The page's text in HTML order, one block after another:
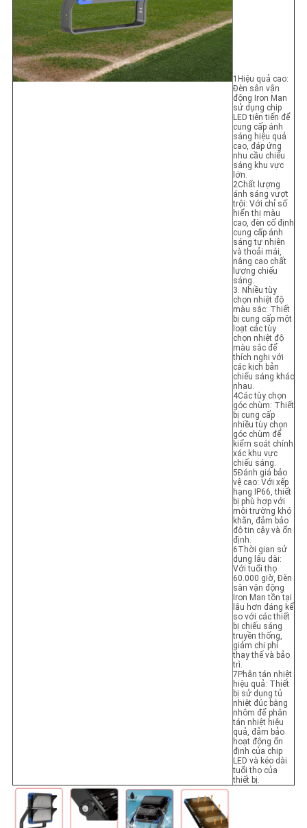
1Hiệu quả cao:
Đèn sân vận
động Iron Man
sử dụng chip
LED tiên tiến để
cung cấp ánh
sáng hiệu quả
cao, đáp ứng
nhu cầu chiếu
sáng khu vực
lớn.
2Chất lượng
ánh sáng vượt
trội: Với chỉ số
hiển thị màu
cao, đèn cố định
cung cấp ánh
sáng tự nhiên
và thoải mái,
nâng cao chất
lượng chiếu
sáng.
3. Nhiều tùy
chọn nhiệt độ
màu sắc: Thiết
bị cung cấp một
loạt các tùy
chọn nhiệt độ
màu sắc để
thích nghi với
các kịch bản
chiếu sáng khác
nhau.
4Các tùy chọn
góc chùm: Thiết
bị cung cấp
nhiều tùy chọn
góc chùm để
kiểm soát chính
xác khu vực
chiếu sáng.
5Đánh giá bảo
vệ cao: Với xếp
hạng IP66, thiết
bị phù hợp với
môi trường khó
khăn, đảm bảo
độ tin cậy và ổn
định.
6Thời gian sử
dụng lâu dài:
Với tuổi thọ
60.000 giờ, Đèn
sân vận động
Iron Man tồn tại
lâu hơn đáng kể
so với các thiết
bị chiếu sáng
truyền thống,
giảm chi phí
thay thế và bảo
trì.
7Phân tán nhiệt
hiệu quả: Thiết
bị sử dụng tủ
nhiệt đúc bằng
nhôm để phân
tán nhiệt hiệu
quả, đảm bảo
hoạt động ổn
định của chip
LED và kéo dài
tuổi thọ của
thiết bị.